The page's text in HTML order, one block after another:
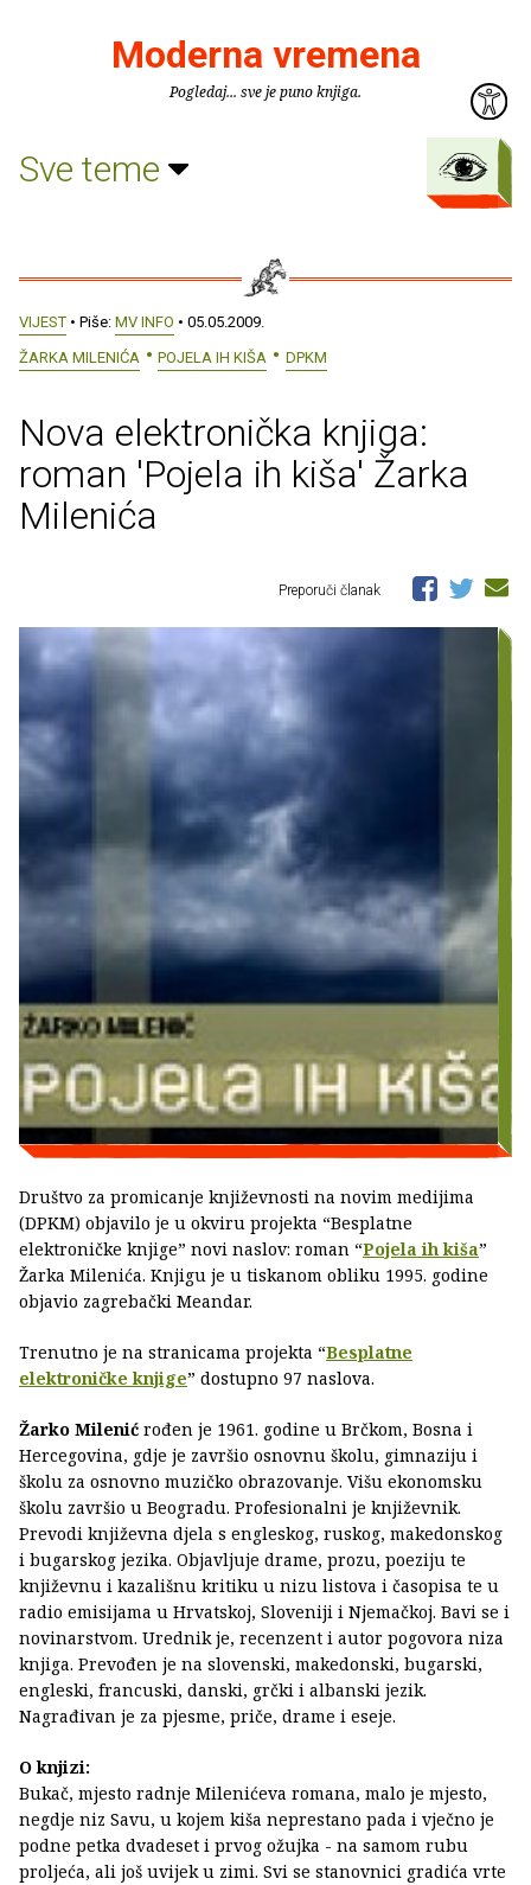
Moderna vremena
Pogledaj... sve je puno knjiga.
Sve teme
VIJEST • Piše: MV INFO • 05.05.2009.
ŽARKA MILENIĆA
POJELA IH KIŠA DPKM
Nova elektronička knjiga:
roman 'Pojela ih kiša' Žarka
Milenića
Preporuči članak
Društvo za promicanje književnosti na novim medijima
(DPKM) objavilo je u okviru projekta “Besplatne
elektroničke knjige” novi naslov: roman “Pojela ih kiša”
Žarka Milenića. Knjigu je u tiskanom obliku 1995. godine
objavio zagrebački Meandar.
Trenutno je na stranicama projekta “Besplatne
elektroničke knjige” dostupno 97 naslova.
Žarko Milenić rođen je 1961. godine u Brčkom, Bosna i
Hercegovina, gdje je završio osnovnu školu, gimnaziju i
školu za osnovno muzičko obrazovanje. Višu ekonomsku
školu završio u Beogradu. Profesionalni je književnik.
Prevodi književna djela s engleskog, ruskog, makedonskog
i bugarskog jezika. Objavljuje drame, prozu, poeziju te
književnu i kazališnu kritiku u nizu listova i časopisa te u
radio emisijama u Hrvatskoj, Sloveniji i Njemačkoj. Bavi se i
novinarstvom. Urednik je, recenzent i autor pogovora niza
knjiga. Prevođen je na slovenski, makedonski, bugarski,
engleski, francuski, danski, grčki i albanski jezik.
Nagrađivan je za pjesme, priče, drame i eseje.
O knjizi:
Bukač, mjesto radnje Milenićeva romana, malo je mjesto,
negdje niz Savu, u kojem kiša neprestano pada i vječno je
podne petka dvadeset i prvog ožujka - na samom rubu
proljeća, ali još uvijek u zimi. Svi se stanovnici gradića vrte